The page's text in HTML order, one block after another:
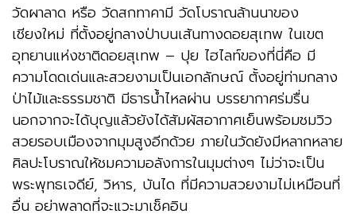
วัดผาลาด หรือ วัดสกทาคามี วัดโบราณล้านนาของ
เชียงใหม่ ที่ตั้งอยู่กลางป่าบนเส้นทางดอยสุเทพ ในเขต
อุทยานแห่งชาติดอยสุเทพ – ปุย ไฮไลท์ของที่นี่คือ มี
ความโดดเด่นและสวยงามเป็นเอกลักษณ์ ตั้งอยู่ท่ามกลาง
ป่าไม้และธรรมชาติ มีธารน้ำไหลผ่าน บรรยากาศร่มรื่น
นอกจากจะได้บุญแล้วยังได้สัมผัสอากาศเย็นพร้อมชมวิว
สวยรอบเมืองจากมุมสูงอีกด้วย ภายในวัดยังมีหลากหลาย
ศิลปะโบราณให้ชมความอลังการในมุมต่างๆ ไม่ว่าจะเป็น
พระพุทธเจดีย์, วิหาร, บันได ที่มีความสวยงามไม่เหมือนที่
อื่น อย่าพลาดที่จะแวะมาเช็คอิน